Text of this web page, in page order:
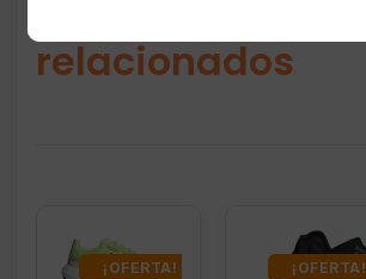
relacionados
¡OFERTA! ¡OFERTA!